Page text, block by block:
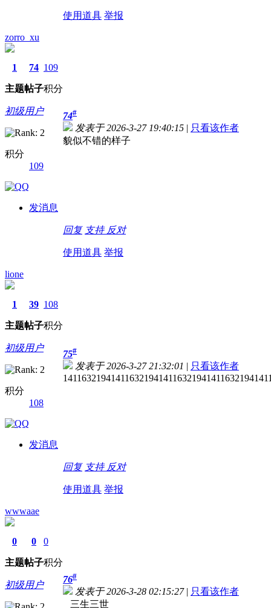
使用道具 举报
zorro_xu
1
主题
74
帖子
109
积分
初级用户
积分
109
发消息
74#
发表于 2026-3-27 19:40:15 | 只看该作者
貌似不错的样子
回复 支持 反对
使用道具 举报
lione
1
主题
39
帖子
108
积分
初级用户
积分
108
发消息
75#
发表于 2026-3-27 21:32:01 | 只看该作者
回复 支持 反对
使用道具 举报
wwwaae
0
主题
0
帖子
0
积分
初级用户
76#
发表于 2026-3-28 02:15:27 | 只看该作者
三生三世